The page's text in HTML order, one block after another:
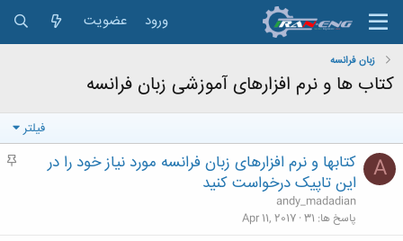
ورود عضویت
زبان فرانسه
کتاب ها و نرم افزارهای آموزشی زبان فرانسه
فیلتر
A
م
کتابها و نرم افزارهای زبان فرانسه مورد نیاز خود را در
این تاپیک درخواست کنید
andy_madadian
پاسخ ها 31
Apr 11, 2017